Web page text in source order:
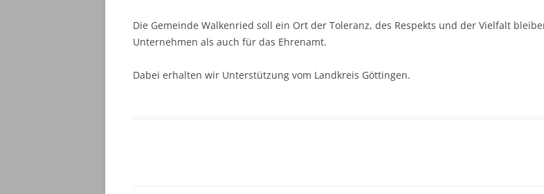
Die Gemeinde Walkenried soll ein Ort der Toleranz, des Respekts und der Vielfalt
Unternehmen als auch für das Ehrenamt.
Dabei erhalten wir Unterstützung vom Landkreis Göttingen.